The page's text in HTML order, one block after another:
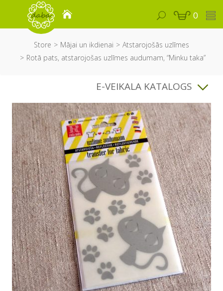
0
Store Mājai un ikdienai
Atstarojošās uzlīmes
Rotā pats, atstarojošas uzlīmes audumam, “Minku taka”
E-VEIKALA KATALOGS